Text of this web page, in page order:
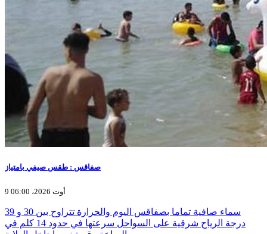
صفاقس : طقس صيفي بامتياز
9 أوت 2026، 06:00
سماء صافية تماما بصفاقس اليوم والحرارة تتراوح بين 30 و 39
درجة الرياح شرقية على السواحل سرعتها في حدود 14 كلم في